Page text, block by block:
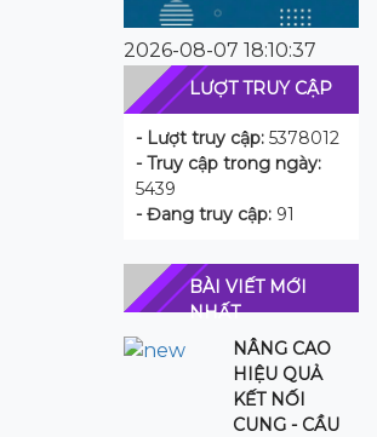
2026-08-07 18:10:37
LƯỢT TRUY CẬP
- Lượt truy cập: 5378012
- Truy cập trong ngày:
5439
- Đang truy cập: 91
BÀI VIẾT MỚI
NHẤT
NÂNG CAO
HIỆU QUẢ
KẾT NỐI
CUNG - CẦU